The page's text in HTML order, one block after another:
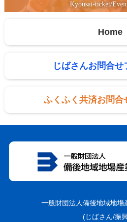
Kyousai-ticket/
Home
じばさんお問合せ
ふくふく共済お問合
一般財団法人備後地域地場
(じばさん/振